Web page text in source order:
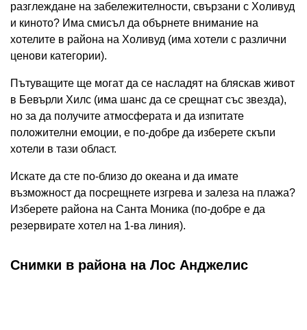
разглеждане на забележителности, свързани с Холивуд
и киното? Има смисъл да обърнете внимание на
хотелите в района на Холивуд (има хотели с различни
ценови категории).
Пътуващите ще могат да се насладят на бляскав живот
в Бевърли Хилс (има шанс да се срещнат със звезда),
но за да получите атмосферата и да изпитате
положителни емоции, е по-добре да изберете скъпи
хотели в тази област.
Искате да сте по-близо до океана и да имате
възможност да посрещнете изгрева и залеза на плажа?
Изберете района на Санта Моника (по-добре е да
резервирате хотел на 1-ва линия).
Снимки в района на Лос Анджелис